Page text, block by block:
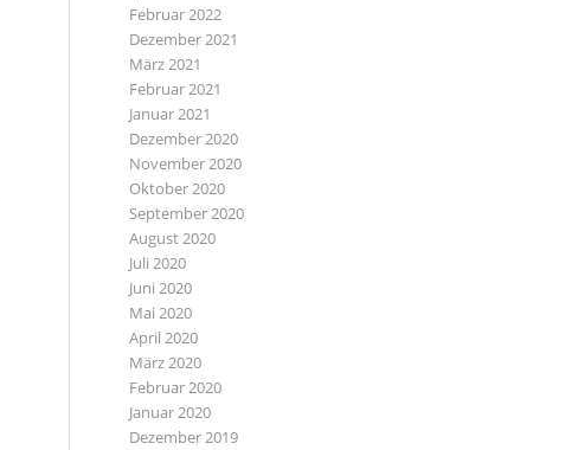
Februar 2022
Dezember 2021
März 2021
Februar 2021
Januar 2021
Dezember 2020
November 2020
Oktober 2020
September 2020
August 2020
Juli 2020
Juni 2020
Mai 2020
April 2020
März 2020
Februar 2020
Januar 2020
Dezember 2019